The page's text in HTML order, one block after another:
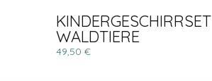
KINDERGESCHIRRSET
WALDTIERE
49,50 €